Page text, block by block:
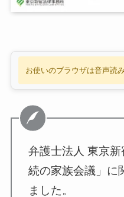
お使いのブラウザは音声読
弁護士法人 東京
続の家族会議」に
ました。